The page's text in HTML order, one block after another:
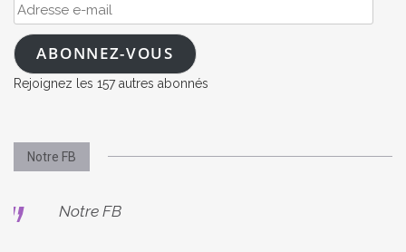
Adresse
e-
mailABONNEZ-VOUS
Rejoignez les 157 autres abonnés
Notre FB
Notre FB